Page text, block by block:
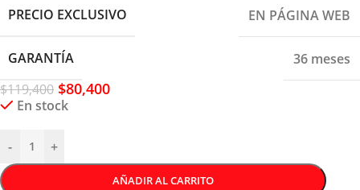
PRECIO EXCLUSIVO
EN PÁGINA WEB
GARANTÍA
36 meses
$119,400 $80,400
En stock
- +
AÑADIR AL CARRITO